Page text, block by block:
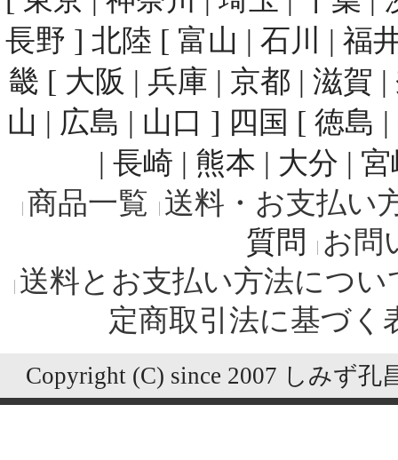
長野 ] 北陸 [ 富山 | 石川 | 福
畿 [ 大阪 | 兵庫 | 京都 | 滋賀
山 | 広島 | 山口 ] 四国 [ 徳島
| 長崎 | 熊本 | 大分 |
商品一覧 送料・お支払い
質問
お問
送料とお支払い方法につい
定商取引法に基づく
Copyright (C) since 2007 しみず